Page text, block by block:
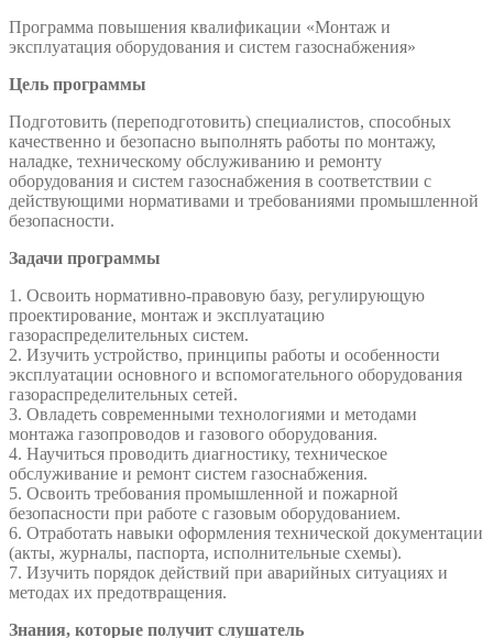
Программа повышения квалификации «Монтаж и
эксплуатация оборудования и систем газоснабжения»
Цель программы
Подготовить (переподготовить) специалистов, способных
качественно и безопасно выполнять работы по монтажу,
наладке, техническому обслуживанию и ремонту
оборудования и систем газоснабжения в соответствии с
действующими нормативами и требованиями промышленной
безопасности.
Задачи программы
1. Освоить нормативно-правовую базу, регулирующую
проектирование, монтаж и эксплуатацию
газораспределительных систем.
2. Изучить устройство, принципы работы и особенности
эксплуатации основного и вспомогательного оборудования
газораспределительных сетей.
3. Овладеть современными технологиями и методами
монтажа газопроводов и газового оборудования.
4. Научиться проводить диагностику, техническое
обслуживание и ремонт систем газоснабжения.
5. Освоить требования промышленной и пожарной
безопасности при работе с газовым оборудованием.
6. Отработать навыки оформления технической документации
(акты, журналы, паспорта, исполнительные схемы).
7. Изучить порядок действий при аварийных ситуациях и
методах их предотвращения.
Знания, которые получит слушатель